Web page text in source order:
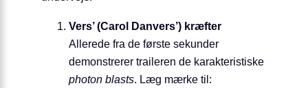
Vers’ (Carol Danvers’) kræfter
Allerede fra de første sekunder
demonstrerer traileren de karakteristiske
photon blasts . Læg mærke til: